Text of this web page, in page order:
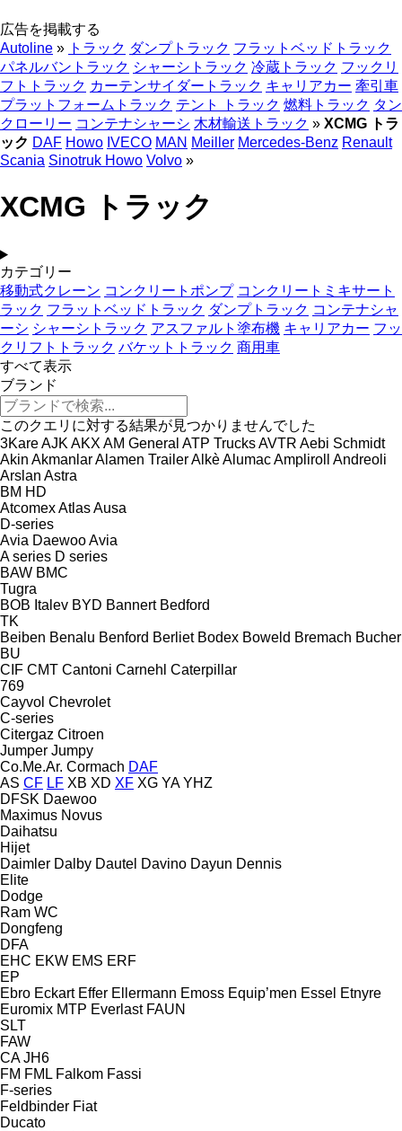
広告を掲載する
Autoline » トラック ダンプトラック フラットベッドトラック
パネルバントラック シャーシトラック 冷蔵トラック フックリ
フトトラック カーテンサイダートラック キャリアカー 牽引車
プラットフォームトラック テント トラック 燃料トラック タン
クローリー コンテナシャーシ 木材輸送トラック » XCMG トラ
ック DAF Howo IVECO MAN Meiller Mercedes-Benz Renault
Scania Sinotruk Howo Volvo »
XCMG トラック
カテゴリー
移動式クレーン コンクリートポンプ コンクリートミキサート
ラック フラットベッドトラック ダンプトラック コンテナシャ
ーシ シャーシトラック アスファルト塗布機 キャリアカー フッ
クリフトトラック バケットトラック 商用車
すべて表示
ブランド
このクエリに対する結果が見つかりませんでした
3KareAJK AKX AM General ATP TrucksAVTR Aebi Schmidt
Akin AkmanlarAlamen TrailerAlkèAlumacAmpliroll
Andreoli
Arslan Astra
BM HD
AtcomexAtlasAusa
D-series
Avia DaewooAvia
A series D series
BAW BMC
Tugra
BOB Italev BYD Bannert Bedford
TK
Beiben Benalu Benford Berliet Bodex Boweld Bremach Bucher
BU
CIF CMT Cantoni Carnehl Caterpillar
769
Cayvol Chevrolet
C-series
Citergaz Citroen
Jumper Jumpy
Co.Me.Ar. Cormach DAF
AS CF LF XB XD XF XG YA YHZ
DFSK Daewoo
Maximus Novus
Daihatsu
Hijet
Daimler Dalby Dautel Davino Dayun Dennis
Elite
Dodge
Ram WC
Dongfeng
DFA
EHC EKW EMS ERF
EP
Ebro Eckart Effer Ellermann Emoss Equip’men Essel Etnyre
Euromix MTP Everlast FAUN
SLT
FAW
CA JH6
FM FML Falkom Fassi
F-series
Feldbinder Fiat
Ducato